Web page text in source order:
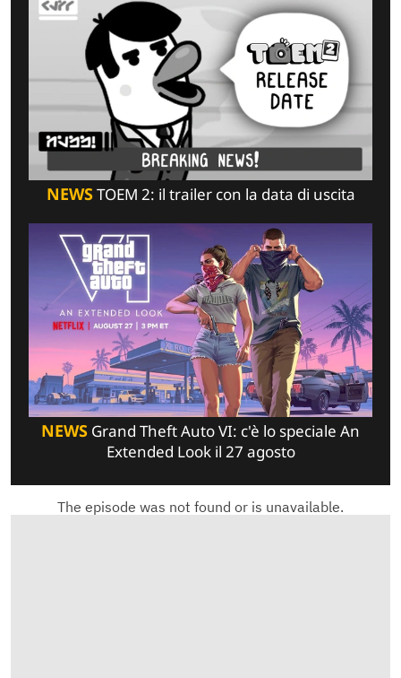
NEWSTOEM 2: il trailer con la data di uscita
NEWS Grand Theft Auto VI: c'è lo speciale An
Extended Look il 27 agosto